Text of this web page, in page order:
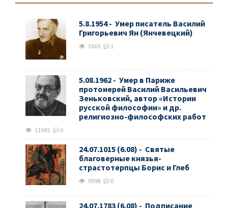
5.8.1954 - Умер писатель Василий
Григорьевич Ян (Янчевецкий)
3665 1
5.08.1962 - Умер в Париже
протоиерей Василий Васильевич
Зеньковский, автор «Истории
русской философии» и др.
религиозно-философских работ
11045 0
24.07.1015 (6.08) - Святые
благоверные князья-
страстотерпцы Борис и Глеб
9998 0
24.07.1783 (6.08) - Подписание